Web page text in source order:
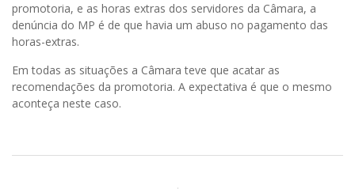
promotoria, e as horas extras dos servidores da Câmara, a
denúncia do MP é de que havia um abuso no pagamento das
horas-extras.
Em todas as situações a Câmara teve que acatar as
recomendações da promotoria. A expectativa é que o mesmo
aconteça neste caso.